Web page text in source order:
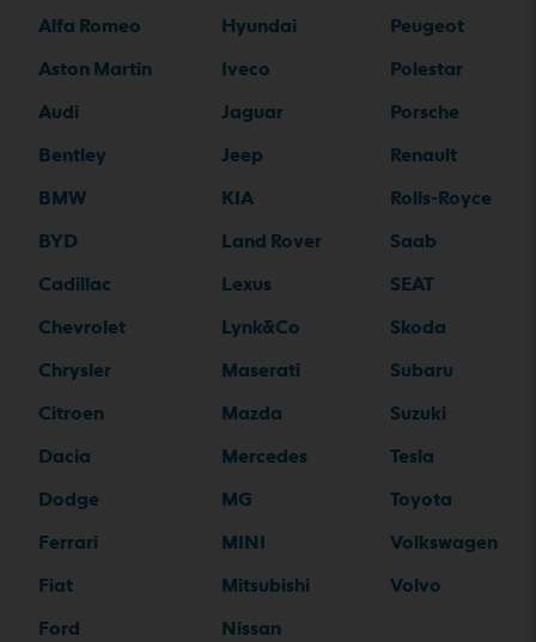
Alfa Romeo
Aston Martin
Audi
Bentley
BMW
BYD
Cadillac
Chevrolet
Chrysler
Citroen
Dacia
Dodge
Ferrari
Fiat
Ford
Hyundai
Iveco
Jaguar
Jeep
KIA
Land Rover
Lexus
Lynk&Co
Maserati
Mazda
Mercedes
MG
MINI
Mitsubishi
Nissan
Peugeot
Polestar
Porsche
Renault
Rolls-Royce
Saab
SEAT
Skoda
Subaru
Suzuki
Tesla
Toyota
Volkswagen
Volvo